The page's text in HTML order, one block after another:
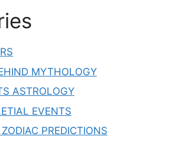
MYTHOLOGY
ASTROLOGY
EVENTS
PREDICTIONS